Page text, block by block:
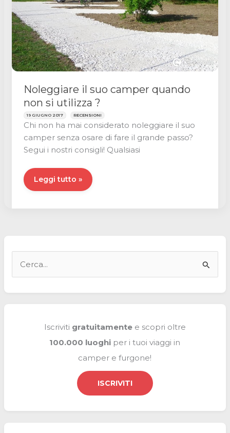
Noleggiare il suo camper quando
non si utilizza ?
19 GIUGNO 2017 RECENSIONI
Chi non ha mai considerato noleggiare il suo
camper senza osare di fare il grande passo?
Segui i nostri consigli! Qualsiasi
Noleggiare
il
utilizza
Leggi tutto »
Iscriviti gratuitamentee scopri oltre
100.000 luoghi per i tuoi viaggi in
camper e furgone!
ISCRIVITI